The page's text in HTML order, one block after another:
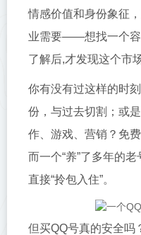
情感价值和身份象征
业需要——想找一个容
了解后,才发现这个市
你有没有过这样的时
份，与过去切割；或
作、游戏、营销？免
而一个“养”了多年的
直接“拎包入住”。
但买QQ号真的安全吗